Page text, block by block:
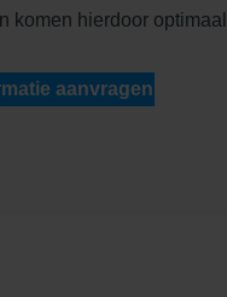
komen hierdoor
aanvragen